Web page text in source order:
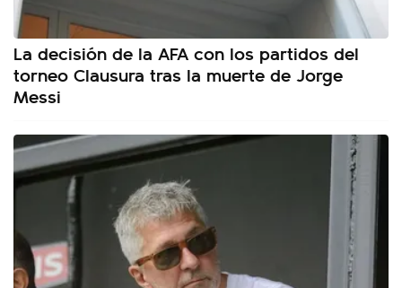
La decisión de la AFA con los partidos del
torneo Clausura tras la muerte de Jorge
Messi